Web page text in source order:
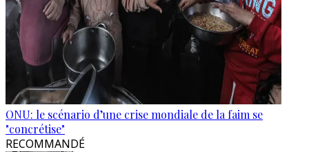
ONU: le scénario d’une crise mondiale de la faim se
"concrétise"
RECOMMANDÉ